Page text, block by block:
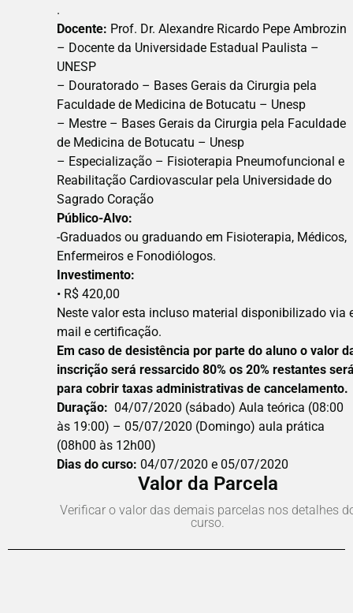
.
Docente: Prof. Dr. Alexandre Ricardo Pepe Ambrozin
– Docente da Universidade Estadual Paulista –
UNESP
– Douratorado – Bases Gerais da Cirurgia pela
Faculdade de Medicina de Botucatu – Unesp
– Mestre – Bases Gerais da Cirurgia pela Faculdade
de Medicina de Botucatu – Unesp
– Especialização – Fisioterapia Pneumofuncional e
Reabilitação Cardiovascular pela Universidade do
Sagrado Coração
Público-Alvo:
-Graduados ou graduando em Fisioterapia, Médicos,
Enfermeiros e Fonodiólogos.
Investimento:
• R$ 420,00
Neste valor esta incluso material disponibilizado via
mail e certificação.
Em caso de desistência por parte do aluno o valor
inscrição será ressarcido 80% os 20% restantes
para cobrir taxas administrativas de
Duração: 04/07/2020 (sábado) Aula teórica (08:00
às 19:00) – 05/07/2020 (Domingo) aula prática
(08h00 às 12h00)
Dias do curso: 04/07/2020 e 05/07/2020
Valor da Parcela
Verificar o valor das demais parcelas nos detalhes
curso.